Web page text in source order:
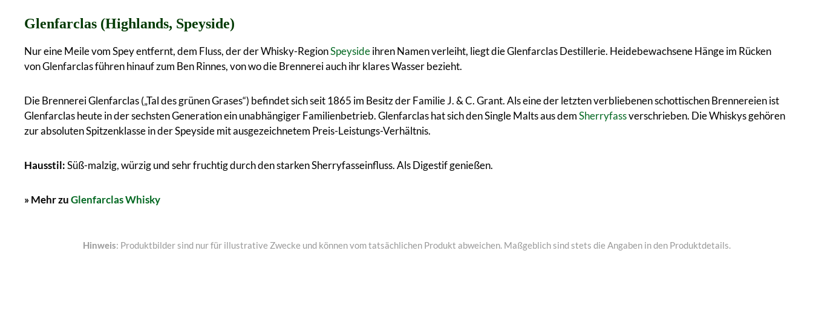
Glenfarclas (Highlands, Speyside)
Nur eine Meile vom Spey entfernt, dem Fluss, der der Whisky-RegionSpeysideihren Namen verleiht, liegt die Glenfarclas Destillerie. Heidebewachsene Hänge im Rücken
von Glenfarclas führen hinauf zum Ben Rinnes, von wo die Brennerei auch ihr klares Wasser bezieht.
Die Brennerei Glenfarclas („Tal des grünen Grases“) befindet sich seit 1865 im Besitz der Familie J. & C. Grant. Als eine der letzten verbliebenen schottischen Brennereien ist
Glenfarclas heute in der sechsten Generation ein unabhängiger Familienbetrieb. Glenfarclas hat sich den Single Malts aus demSherryfassverschrieben. Die Whiskys gehören
zur absoluten Spitzenklasse in der Speyside mit ausgezeichnetem Preis-Leistungs-Verhältnis.
Hausstil:Süß-malzig, würzig und sehr fruchtig durch den starken Sherryfasseinfluss. Als Digestif genießen.
» Mehr zuGlenfarclas Whisky
Hinweis: Produktbilder sind nur für illustrative Zwecke und können vom tatsächlichen Produkt abweichen. Maßgeblich sind stets die Angaben in den Produktdetails.